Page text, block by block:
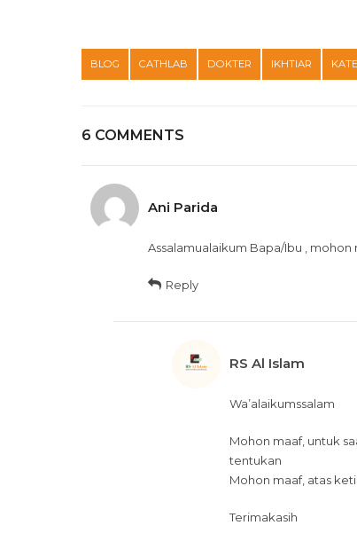
BLOG CATHLAB DOKTER IKHTIAR
6 COMMENTS
Ani Parida
Assalamualaikum Bapa/Ibu ,
Reply
RS Al Islam
Wa’alaikumssalam
Mohon maaf, untuk
tentukan
Mohon maaf, atas
Terimakasih